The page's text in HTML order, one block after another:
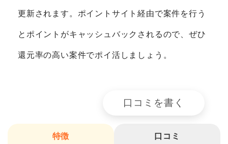
更新されます。ポイントサイト経由で案件を行う
とポイントがキャッシュバックされるので、ぜひ
還元率の高い案件でポイ活しましょう。
口コミを書く
特徴 口コミ